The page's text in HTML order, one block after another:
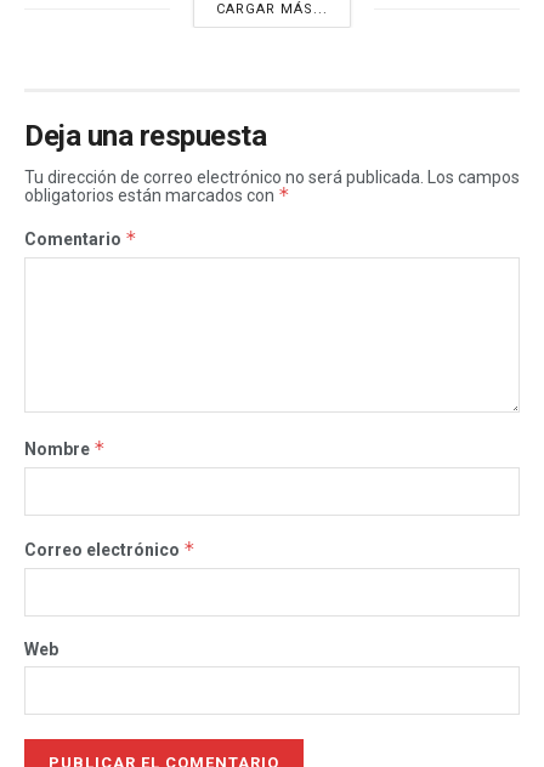
CARGAR MÁS...
Deja una respuesta
Tu dirección de correo electrónico no será publicada.
Los campos
obligatorios están marcados con *
Comentario *
Nombre *
Correo electrónico *
Web